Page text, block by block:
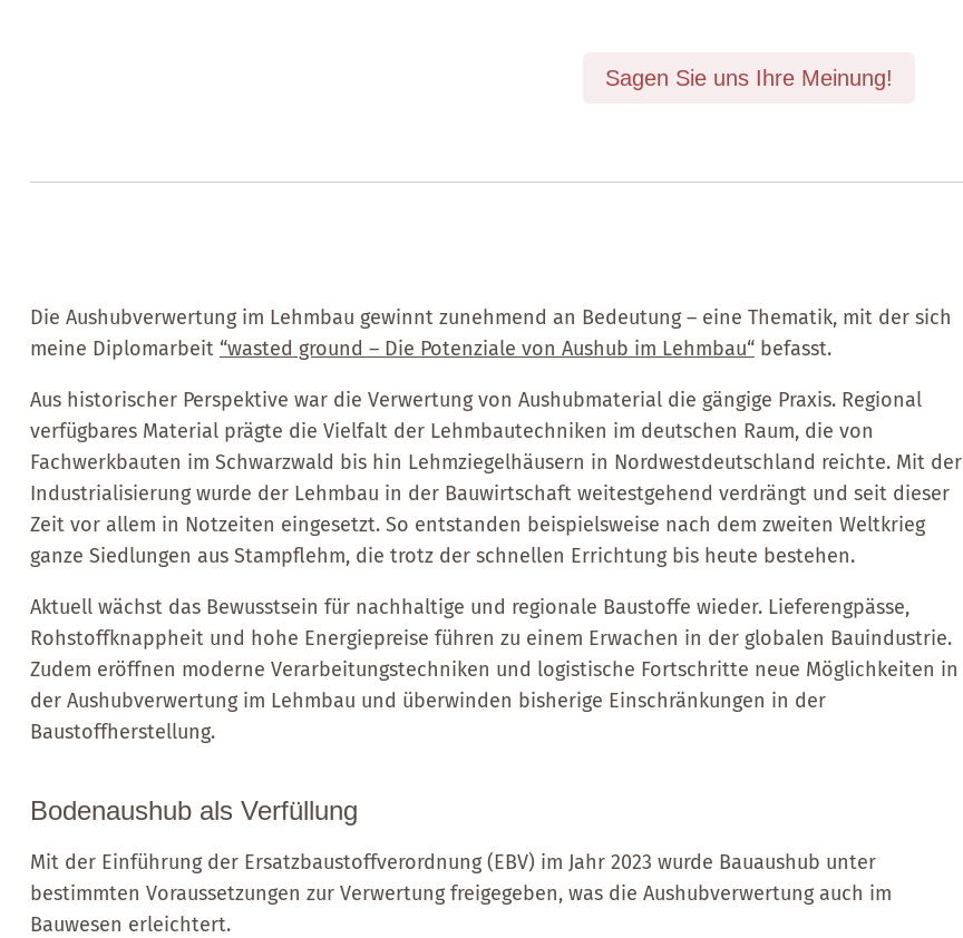
Sagen Sie uns Ihre Meinung!
Die Aushubverwertung im Lehmbau gewinnt zunehmend an Bedeutung – eine Thematik, mit der sich
meine Diplomarbeit “wasted ground – Die Potenziale von Aushub im Lehmbau“befasst.
Aus historischer Perspektive war die Verwertung von Aushubmaterial die gängige Praxis. Regional
verfügbares Material prägte die Vielfalt der Lehmbautechniken im deutschen Raum, die von
Fachwerkbauten im Schwarzwald bis hin Lehmziegelhäusern in Nordwestdeutschland reichte. Mit der
Industrialisierung wurde der Lehmbau in der Bauwirtschaft weitestgehend verdrängt und seit dieser
Zeit vor allem in Notzeiten eingesetzt. So entstanden beispielsweise nach dem zweiten Weltkrieg
ganze Siedlungen aus Stampflehm, die trotz der schnellen Errichtung bis heute bestehen.
Aktuell wächst das Bewusstsein für nachhaltige und regionale Baustoffe wieder. Lieferengpässe,
Rohstoffknappheit und hohe Energiepreise führen zu einem Erwachen in der globalen Bauindustrie.
Zudem eröffnen moderne Verarbeitungstechniken und logistische Fortschritte neue Möglichkeiten in
der Aushubverwertung im Lehmbau und überwinden bisherige Einschränkungen in der
Baustoffherstellung.
Bodenaushub als Verfüllung
Mit der Einführung der Ersatzbaustoffverordnung (EBV) im Jahr 2023 wurde Bauaushub unter
bestimmten Voraussetzungen zur Verwertung freigegeben, was die Aushubverwertung auch im
Bauwesen erleichtert.